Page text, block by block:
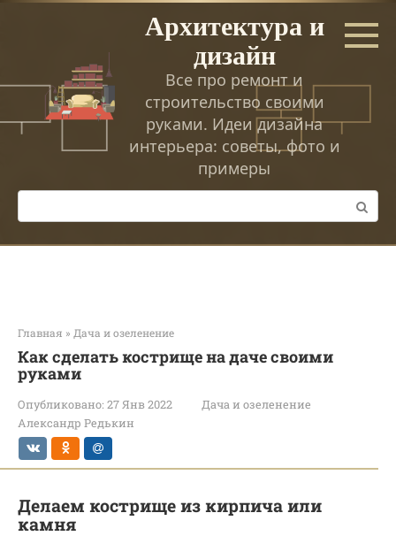
Перейти
Архитектура и
дизайн
Все про ремонт и
строительство своими
руками. Идеи дизайна
интерьера: советы, фото и
примеры
Поиск:
Главная » Дача и озеленение
Как сделать кострище на даче своими
руками
Опубликовано: 27 Янв 2022
Дача и озеленение
Александр Редькин
Делаем кострище из кирпича или
камня